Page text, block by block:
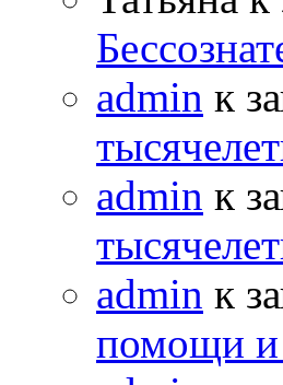
admin к
admin к
admin к
помощи и